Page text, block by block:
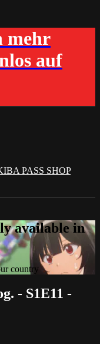
mehr
auf
PASS SHOP
available in
country
- S1E11 -